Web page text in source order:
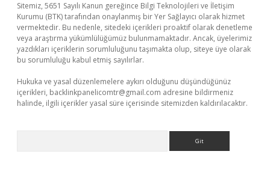
Sitemiz, 5651 Sayılı Kanun gereğince Bilgi Teknolojileri ve İletişim
Kurumu (BTK) tarafından onaylanmış bir Yer Sağlayıcı olarak hizmet
vermektedir. Bu nedenle, sitedeki içerikleri proaktif olarak denetleme
veya araştırma yükümlülüğümüz bulunmamaktadır. Ancak, üyelerimiz
yazdıkları içeriklerin sorumluluğunu taşımakta olup, siteye üye olarak
bu sorumluluğu kabul etmiş sayılırlar.
Hukuka ve yasal düzenlemelere aykırı olduğunu düşündüğünüz
içerikleri, backlinkpanelicomtr@gmail.com adresine bildirmeniz
halinde, ilgili içerikler yasal süre içerisinde sitemizden kaldırılacaktır.